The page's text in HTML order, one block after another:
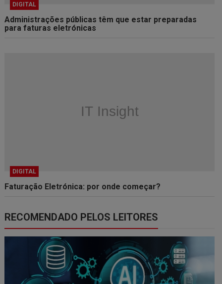
DIGITAL
Administrações públicas têm que estar preparadas
para faturas eletrónicas
DIGITAL
Faturação Eletrónica: por onde começar?
RECOMENDADO PELOS LEITORES